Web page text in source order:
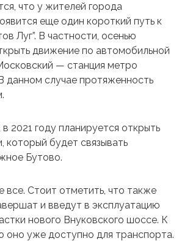
что у жителей города
еще один короткий путь к
Луг”. В частности, осенью
движение по автомобильной
— станция метро
данном случае протяженность
2021 году планируется открыть
который будет связывать
Бутово.
все. Стоит отметить, что также
и введут в эксплуатацию
нового Внуковского шоссе. К
оно уже доступно для транспорта.